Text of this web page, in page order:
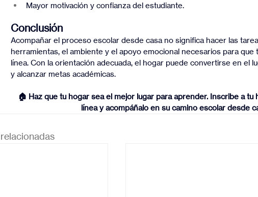
Mayor motivación y confianza del estudiante.
Conclusión
Acompañar el proceso escolar desde casa no significa hacer las
herramientas, el ambiente y el apoyo emocional necesarios para
línea. Con la orientación adecuada, el hogar puede convertirse en el
y alcanzar metas académicas.
🏠 Haz que tu hogar sea el mejor lugar para aprender. Inscribe a
línea y acompáñalo en su camino escolar desde